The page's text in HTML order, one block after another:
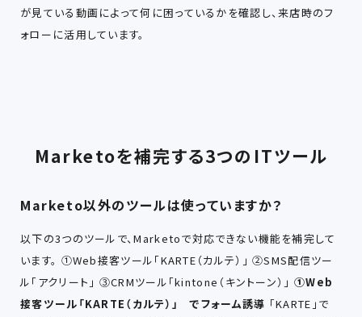
が見ている動画によって何に困っているかを確認し、来店時のフ
ォローに活用しています。
Marketoを補完する3つのITツール
Marketo以外のツールは使っていますか？
以下の3つのツールで、Marketoで対応できない機能を補完して
います。 ①Web接客ツール「KARTE（カルテ）」 ②SMS配信ツー
ル「アクリート」 ③CRMツール「kintone（キントーン）」 ①Web
接客ツール「KARTE（カルテ）」 でフォーム誘導 「KARTE」で